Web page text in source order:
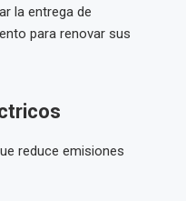
la entrega de
para renovar sus
reduce emisiones